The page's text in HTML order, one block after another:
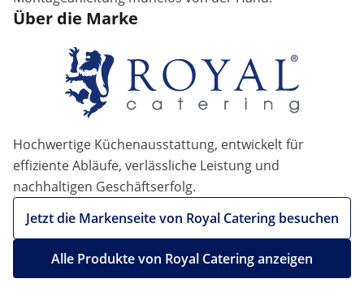
Über die Marke
Hochwertige Küchenausstattung, entwickelt für
effiziente Abläufe, verlässliche Leistung und
nachhaltigen Geschäftserfolg.
Jetzt die Markenseite von Royal Catering besuchen
Alle Produkte von Royal Catering anzeigen